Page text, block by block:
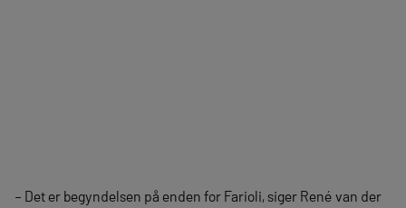
– Det er begyndelsen på enden for Farioli, siger René van der